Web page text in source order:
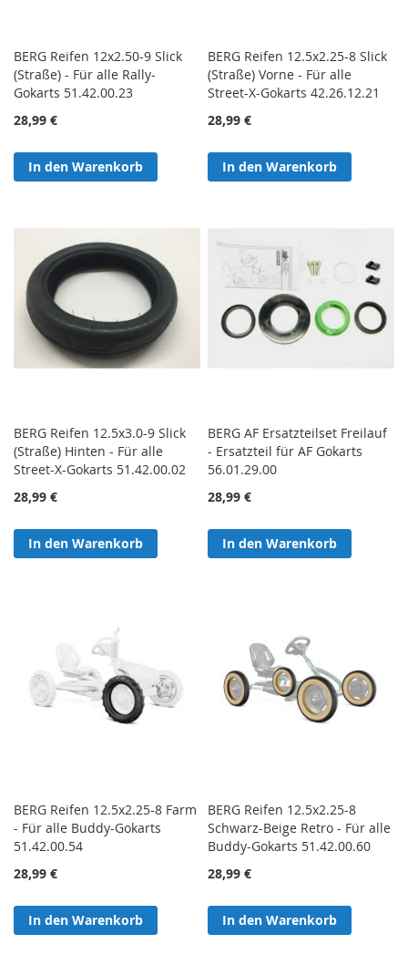
BERG Reifen 12x2.50-9 Slick
(Straße) - Für alle Rally-
Gokarts 51.42.00.23
28,99 €
In den Warenkorb
BERG Reifen 12.5x2.25-8 Slick
(Straße) Vorne - Für alle
Street-X-Gokarts 42.26.12.21
28,99 €
In den Warenkorb
BERG Reifen 12.5x3.0-9 Slick
(Straße) Hinten - Für alle
Street-X-Gokarts 51.42.00.02
28,99 €
In den Warenkorb
BERG AF Ersatzteilset Freilauf
- Ersatzteil für AF Gokarts
56.01.29.00
28,99 €
In den Warenkorb
BERG Reifen 12.5x2.25-8 Farm
- Für alle Buddy-Gokarts
51.42.00.54
28,99 €
In den Warenkorb
BERG Reifen 12.5x2.25-8
Schwarz-Beige Retro - Für alle
Buddy-Gokarts 51.42.00.60
28,99 €
In den Warenkorb